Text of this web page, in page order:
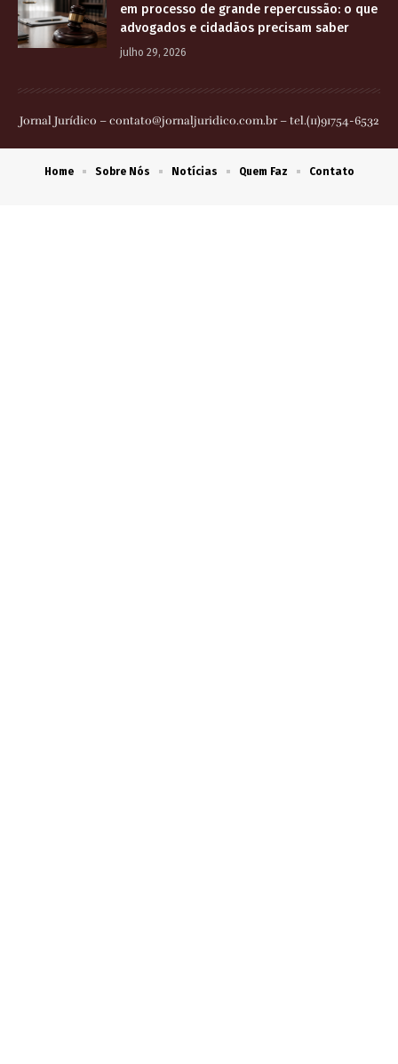
em processo de grande repercussão: o que
advogados e cidadãos precisam saber
julho 29, 2026
Jornal Jurídico –contato@jornaljuridico.com.br– tel.(11)91754-6532
Home Sobre Nós Notícias Quem Faz Contato